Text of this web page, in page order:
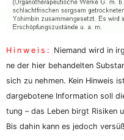
Hin­weis: Nie­mand wird in
ne der hier behan­del­ten
sich zu neh­men. Kein Hin­weis
dar­ge­bo­te­ne Infor­ma­ti­on soll
tung – das Leben birgt Risi­ken
Bis dahin kann es jedoch